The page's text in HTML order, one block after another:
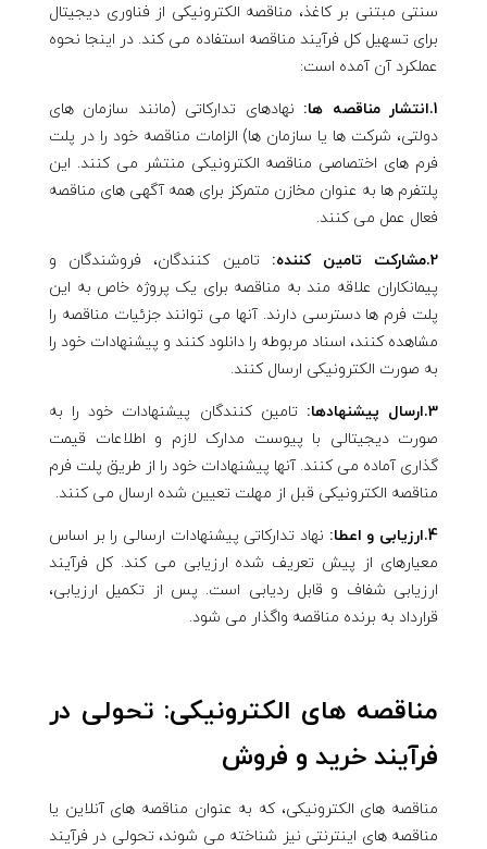
سنتی مبتنی بر کاغذ، مناقصه الکترونیکی از فناوری دیجیتال
برای تسهیل کل فرآیند مناقصه استفاده می کند. در اینجا نحوه
عملکرد آن آمده است:
1.انتشار مناقصه ها:
نهادهای تدارکاتی (مانند سازمان های
دولتی، شرکت ها یا سازمان ها) الزامات مناقصه خود را در پلت
فرم های اختصاصی مناقصه الکترونیکی منتشر می کنند. این
پلتفرم ها به عنوان مخازن متمرکز برای همه آگهی های مناقصه
فعال عمل می کنند.
2.مشارکت تامین کننده:
تامین کنندگان، فروشندگان و
پیمانکاران علاقه مند به مناقصه برای یک پروژه خاص به این
پلت فرم ها دسترسی دارند. آنها می توانند جزئیات مناقصه را
مشاهده کنند، اسناد مربوطه را دانلود کنند و پیشنهادات خود را
به صورت الکترونیکی ارسال کنند.
3.ارسال پیشنهادها:
تامین کنندگان پیشنهادات خود را به
صورت دیجیتالی با پیوست مدارک لازم و اطلاعات قیمت
گذاری آماده می کنند. آنها پیشنهادات خود را از طریق پلت فرم
مناقصه الکترونیکی قبل از مهلت تعیین شده ارسال می کنند.
4.ارزیابی و اعطا:
نهاد تدارکاتی پیشنهادات ارسالی را بر اساس
معیارهای از پیش تعریف شده ارزیابی می کند. کل فرآیند
ارزیابی شفاف و قابل ردیابی است. پس از تکمیل ارزیابی،
قرارداد به برنده مناقصه واگذار می شود.
مناقصه های الکترونیکی: تحولی در
فرآیند خرید و فروش
مناقصه های الکترونیکی، که به عنوان مناقصه های آنلاین یا
مناقصه های اینترنتی نیز شناخته می شوند، تحولی در فرآیند